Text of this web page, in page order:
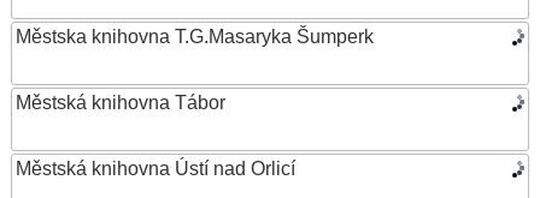
Městska knihovna T.G.Masaryka Šumperk
Městská knihovna Tábor
Městská knihovna Ústí nad Orlicí